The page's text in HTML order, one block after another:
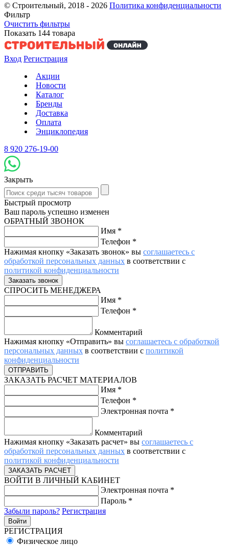
© Строительный, 2018 - 2026 Политика конфиденциальности
Фильтр
Очистить фильтры
Показать 144 товара
Вход Регистрация
Акции
Новости
Каталог
Бренды
Доставка
Оплата
Энциклопедия
8 920 276-19-00
Закрыть
Быстрый просмотр
Ваш пароль успешно изменен
ОБРАТНЫЙ ЗВОНОК
Имя *
Телефон *
Нажимая кнопку «Заказать звонок» вы соглашаетесь с
обработкой персональных данных в соответствии с
политикой конфиденциальности
СПРОСИТЬ МЕНЕДЖЕРА
Имя *
Телефон *
Комментарий
Нажимая кнопку «Отправить» вы соглашаетесь с обработкой
персональных данных в соответствии с политикой
конфиденциальности
ЗАКАЗАТЬ РАСЧЕТ МАТЕРИАЛОВ
Имя *
Телефон *
Электронная почта *
Комментарий
Нажимая кнопку «Заказать расчет» вы соглашаетесь с
обработкой персональных данных в соответствии с
политикой конфиденциальности
ВОЙТИ В ЛИЧНЫЙ КАБИНЕТ
Электронная почта *
Пароль *
Забыли пароль? Регистрация
РЕГИСТРАЦИЯ
Физическое лицо